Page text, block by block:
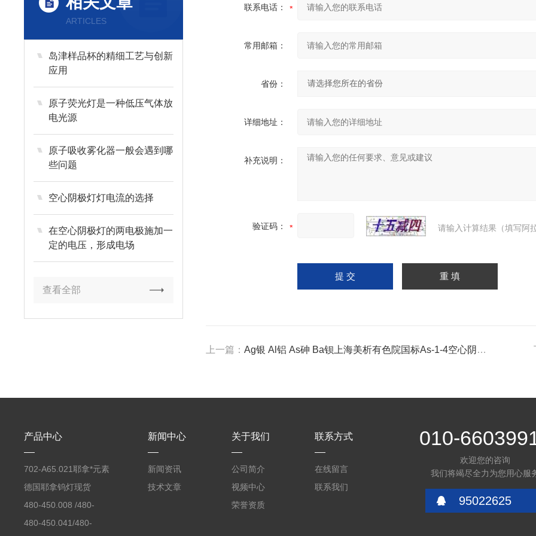
ARTICLES
岛津样品杯的精细工艺与创新
应用
原子荧光灯是一种低压气体放
电光源
原子吸收雾化器一般会遇到哪
些问题
空心阴极灯灯电流的选择
在空心阴极灯的两电极施加一
定的电压，形成电场
查看全部
联系电话：
常用邮箱：
省份：
详细地址：
补充说明：
验证码： 请输入计算结果（填写阿
上一篇： Ag银 Al铝 As砷 Ba钡上海美析有色院国标As-1-4空心阴极灯
产品中心
702-A65.021耶拿*元素
分析仪反应罐
德国耶拿钨灯现货
480-450.008 /480-
450.008C耶拿镉Cd空
480-450.041/480-
新闻中心
新闻资讯
技术文章
关于我们
公司简介
视频中心
荣誉资质
联系方式
在线留言
联系我们
010-
欢迎您的咨询
我们将竭尽全力为您用心服
95022625